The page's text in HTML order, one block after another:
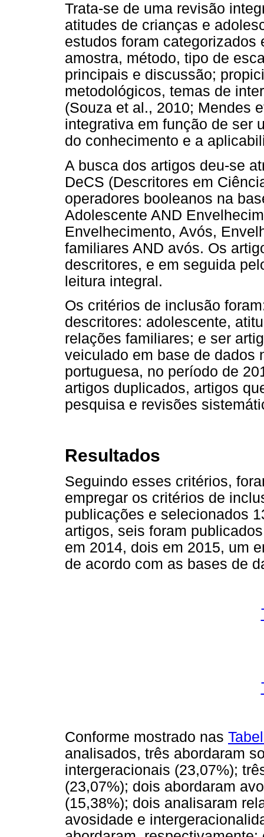
Trata-se de uma revisão
atitudes de crianças e
estudos foram
amostra, método, tipo de
principais e discussão;
metodológicos, temas de
(Souza et al., 2010; Mendes
integrativa em função de ser
do conhecimento e a
A busca dos artigos deu-se
DeCS (Descritores em
operadores booleanos na
Adolescente AND
Envelhecimento, Avós,
familiares AND avós. Os
descritores, e em seguida
leitura integral.
Os critérios de inclusão
descritores: adolescente,
relações familiares; e ser
veiculado em base de dados
portuguesa, no período de
artigos duplicados, artigos
pesquisa e revisões
Resultados
Seguindo esses critérios,
empregar os critérios de
publicações e selecionados
artigos, seis foram
em 2014, dois em 2015, um
de acordo com as bases de
Conforme mostrado nas
analisados, três abordaram
intergeracionais (23,07%);
(23,07%); dois abordaram
(15,38%); dois analisaram
avosidade e